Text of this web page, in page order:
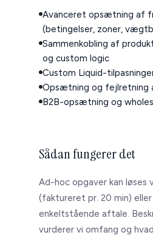
Start en
Avanceret opsætning af
(betingelser, zoner,
Sammenkobling af
og custom logic
Custom Liquid-
Opsætning og fejlretning
B2B-opsætning og
Sådan fungerer det
Ad-hoc opgaver kan løses
(faktureret pr. 20 min) eller
enkeltstående aftale.
vurderer vi omfang og